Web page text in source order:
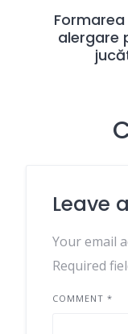
alergare
Leave
Your email
Required
COMMENT *